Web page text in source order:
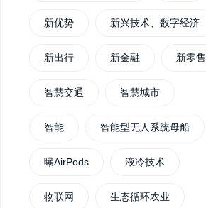
新优势 新兴技术、数字经济
新出行 新金融 新零售
智慧交通 智慧城市
智能 智能型无人系统母船
曝AirPods 液冷技术
物联网 生态循环农业